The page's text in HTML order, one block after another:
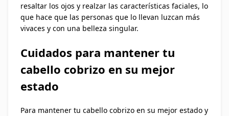
resaltar los ojos y realzar las características faciales, lo
que hace que las personas que lo llevan luzcan más
vivaces y con una belleza singular.
Cuidados para mantener tu
cabello cobrizo en su mejor
estado
Para mantener tu cabello cobrizo en su mejor estado y